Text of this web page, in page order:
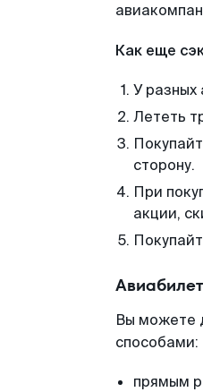
Как еще
У разных
Лететь
сторону.
При
акции,
Вы можете
способами:
прямым